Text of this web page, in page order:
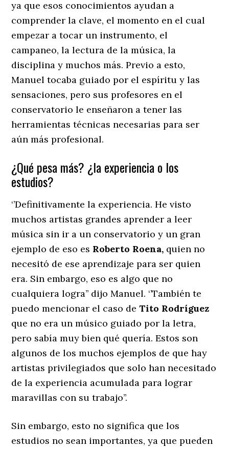
ya que esos conocimientos ayudan a
comprender la clave, el momento en el cual
empezar a tocar un instrumento, el
campaneo, la lectura de la música, la
disciplina y muchos más. Previo a esto,
Manuel tocaba guiado por el espíritu y las
sensaciones, pero sus profesores en el
conservatorio le enseñaron a tener las
herramientas técnicas necesarias para ser
aún más profesional.
¿Qué pesa más? ¿la experiencia o los
estudios?
‘’Definitivamente la experiencia. He visto
muchos artistas grandes aprender a leer
música sin ir a un conservatorio y un gran
ejemplo de eso es Roberto Roena, quien no
necesitó de ese aprendizaje para ser quien
era. Sin embargo, eso es algo que no
cualquiera logra’’ dijo Manuel. ‘’También te
puedo mencionar el caso deTito Rodríguez
que no era un músico guiado por la letra,
pero sabía muy bien qué quería. Estos son
algunos de los muchos ejemplos de que hay
artistas privilegiados que solo han necesitado
de la experiencia acumulada para lograr
maravillas con su trabajo’’.
Sin embargo, esto no significa que los
estudios no sean importantes, ya que pueden